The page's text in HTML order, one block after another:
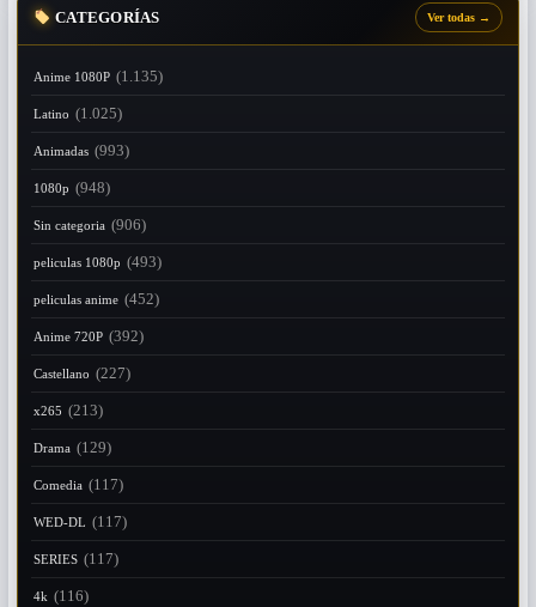
CATEGORÍAS Ver todas →
Anime 1080P (1.135)
Latino (1.025)
Animadas (993)
1080p (948)
Sin categoria (906)
peliculas 1080p (493)
peliculas anime (452)
Anime 720P (392)
Castellano (227)
x265 (213)
Drama (129)
Comedia (117)
WED-DL (117)
SERIES (117)
4k (116)